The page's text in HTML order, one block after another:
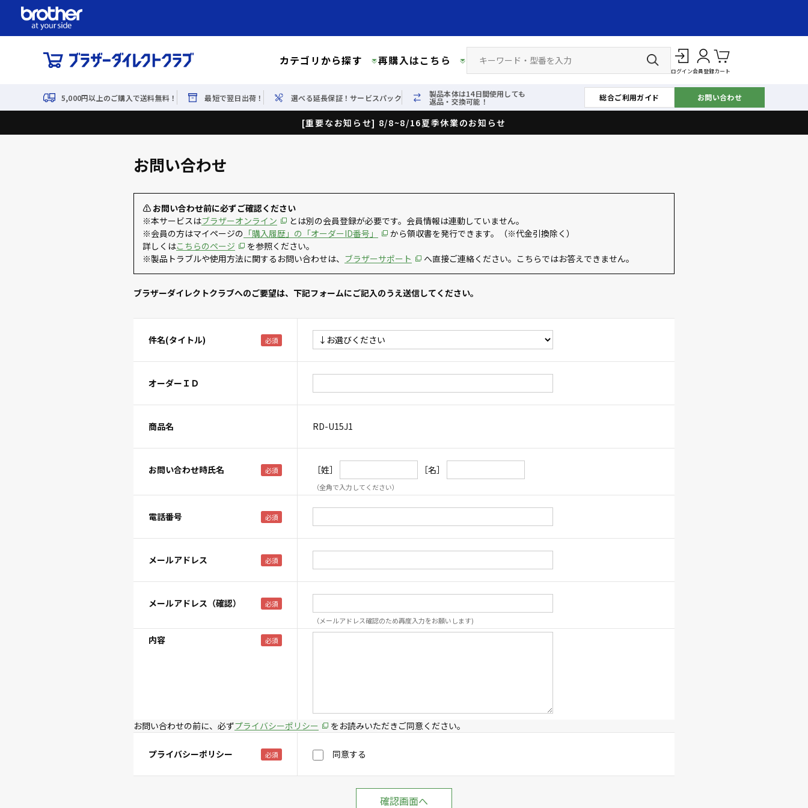
カテゴリから探す 再購入はこちら
ログイン会員登録カート
5,000円以上のご購入で送料無料！ 最短で翌日出荷！ 選べる延長保証！サービスパック 製品本体は14日間使用しても
返品・交換可能！ 総合ご利用ガイド お問い合わせ
[重要なお知らせ] 8/8~8/16夏季休業のお知らせ
お問い合わせ
⚠ お問い合わせ前に必ずご確認ください
※本サービスはブラザーオンライン
とは別の会員登録が必要です。会員情報は連動していません。
※会員の方はマイページの 「購入履歴」の「オーダーID番号」
から領収書を発行できます。（※代金引換除く）
詳しくはこちらのページ
を参照ください。
※製品トラブルや使用方法に関するお問い合わせは、 ブラザーサポート へ直接ご連絡ください。こちらではお答えできません。
ブラザーダイレクトクラブへのご要望は、下記フォームにご記入のうえ送信してください。
件名(タイトル)
オーダーＩＤ
商品名 RD-U15J1
お問い合わせ時氏名 ［姓］ ［名］
（全角で入力してください）
電話番号
メールアドレス
メールアドレス（確認）
（メールアドレス確認のため再度入力をお願いします)
内容
お問い合わせの前に、必ずプライバシーポリシー をお読みいただきご同意ください。
プライバシーポリシー 同意する